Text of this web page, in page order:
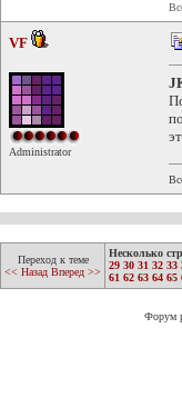
VF
Administrator
Переход к теме
<< Назад Вперед >>
Несколько
29 30 31 32 33
61 62 63 64 65
Форум